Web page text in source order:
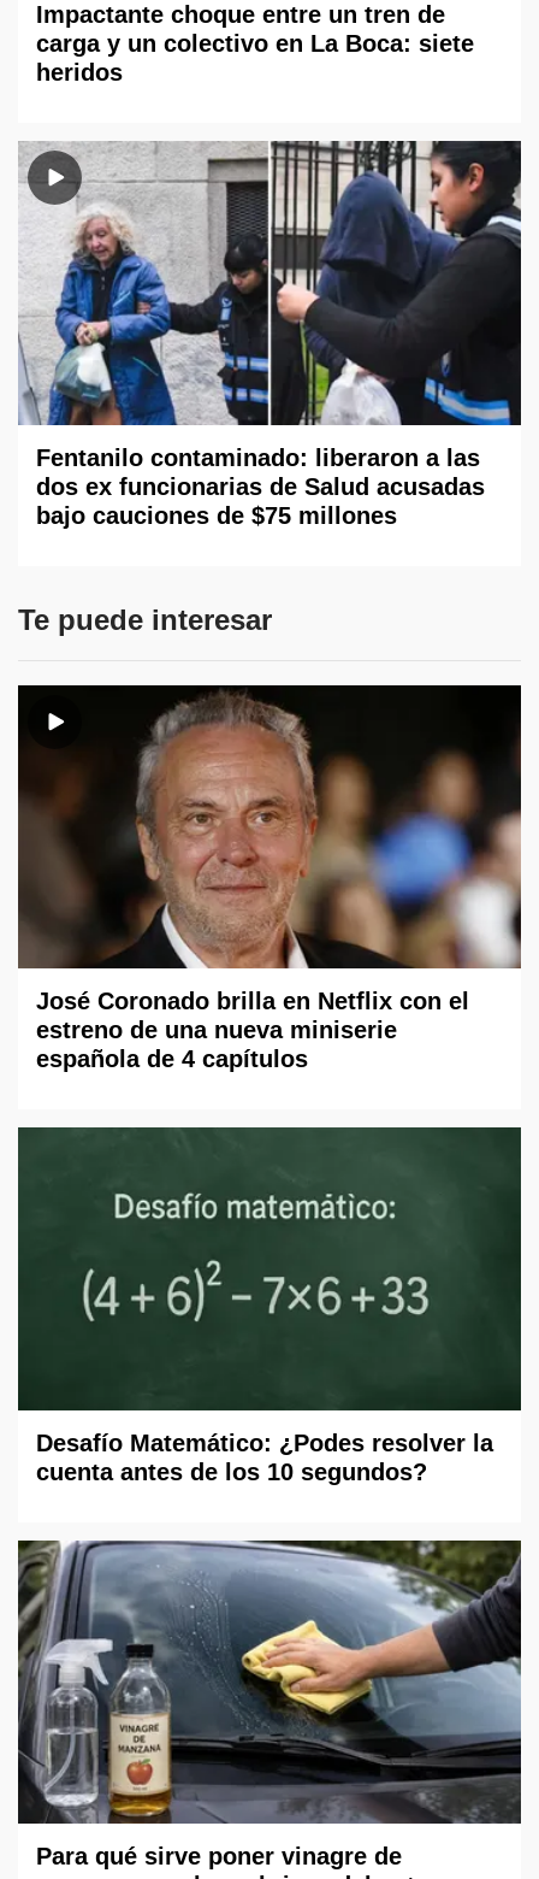
Impactante choque entre un tren de
carga y un colectivo en La Boca: siete
heridos
Fentanilo contaminado: liberaron a las
dos ex funcionarias de Salud acusadas
bajo cauciones de $75 millones
Te puede interesar
José Coronado brilla en Netflix con el
estreno de una nueva miniserie
española de 4 capítulos
Desafío Matemático: ¿Podes resolver la
cuenta antes de los 10 segundos?
Para qué sirve poner vinagre de